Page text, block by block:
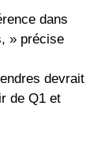
dans
» précise
devrait
de Q1 et